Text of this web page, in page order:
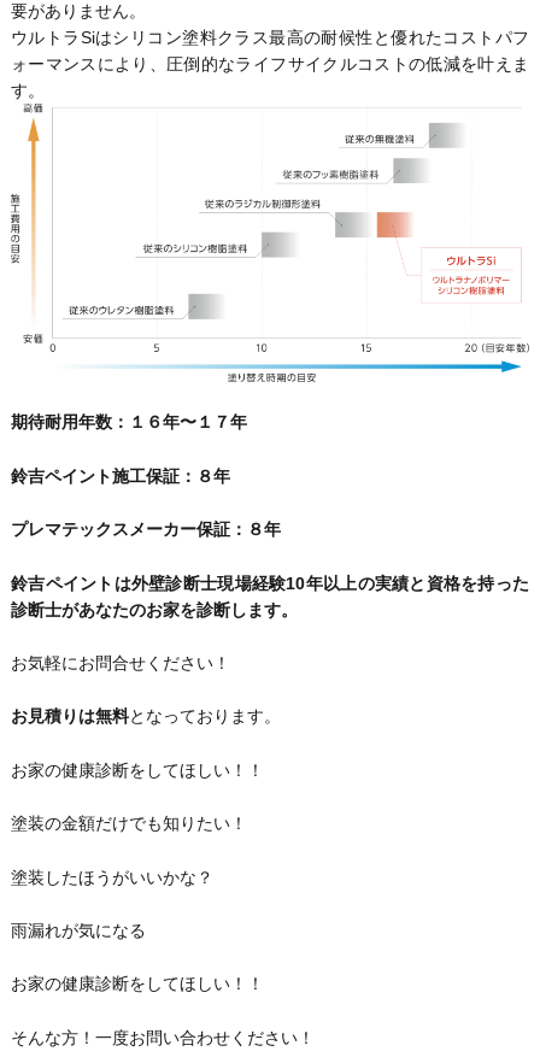
要がありません。
ウルトラSiはシリコン塗料クラス最高の耐候性と優れたコストパフ
ォーマンスにより、圧倒的なライフサイクルコストの低減を叶えま
す。
期待耐用年数：１６年〜１７年
鈴吉ペイント施工保証：８年
プレマテックスメーカー保証：８年
鈴吉ペイントは外壁診断士現場経験10年以上の実績と資格を持った
診断士があなたのお家を診断します。
お気軽にお問合せください！
お見積りは無料となっております。
お家の健康診断をしてほしい！！
塗装の金額だけでも知りたい！
塗装したほうがいいかな？
雨漏れが気になる
お家の健康診断をしてほしい！！
そんな方！一度お問い合わせください！